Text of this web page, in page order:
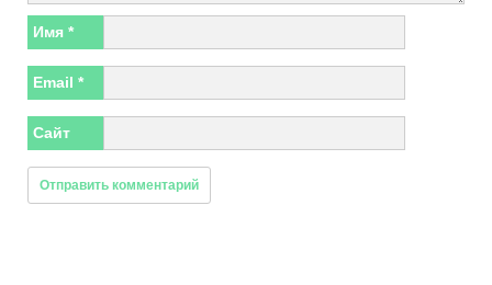
Имя *
Email *
Сайт